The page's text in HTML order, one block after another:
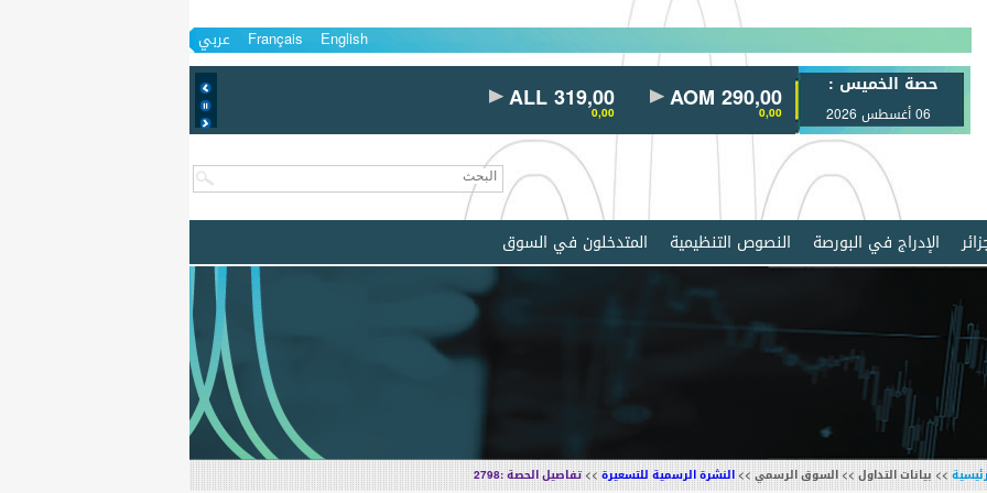
حصة الخميس :
06 أغسطس 2026 ALL 319,00
0,00 AOM 290,00
0,00 AL30 100,00
0,00
عربي Français English
الإدراج في البورصة النصوص التنظيمية المتدخلون في السوق
>> بيانات التداول >> السوق الرسمي >>النشرة الرسمية للتسعيرة>>تفاصيل الحصة :2798